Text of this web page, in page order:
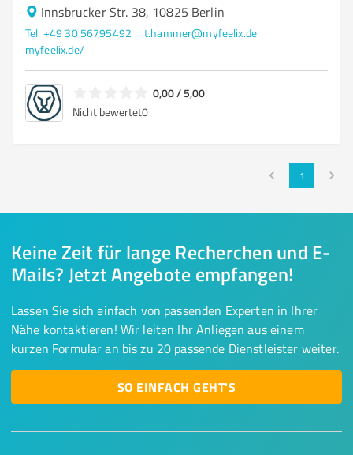
Innsbrucker Str. 38, 10825 Berlin
Tel. +49 30 56795492
t.hammer@myfeelix.de
myfeelix.de/
0,00 / 5,00
Nicht bewertet0
1
Keine Zeit für lange Recherchen und E-
Mails? Jetzt Angebote empfangen!
Lassen Sie sich einfach von passenden Experten in Ihrer
Nähe kontaktieren! Wir leiten Ihr Anliegen aus einem
kurzen Formular an bis zu 20 passende Dienstleister weiter.
SO EINFACH GEHT'S